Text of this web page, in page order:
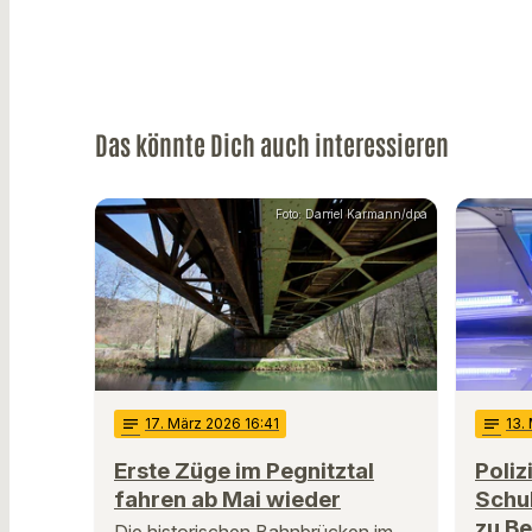
Das könnte Dich auch interessieren
Foto: Daniel Karmann/dpa
notes 17. März 2026 16:41
Erste Züge im Pegnitztal
fahren ab Mai wieder
notes 13.